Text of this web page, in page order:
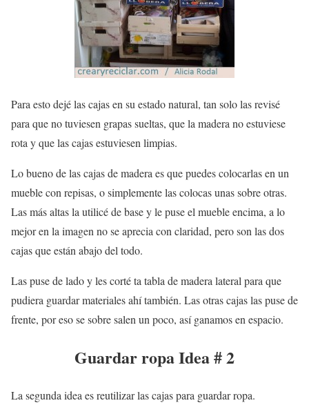
Para esto dejé las cajas en su estado natural, tan solo las revisé
para que no tuviesen grapas sueltas, que la madera no estuviese
rota y que las cajas estuviesen limpias.
Lo bueno de las cajas de madera es que puedes colocarlas en un
mueble con repisas, o simplemente las colocas unas sobre otras.
Las más altas la utilicé de base y le puse el mueble encima, a lo
mejor en la imagen no se aprecia con claridad, pero son las dos
cajas que están abajo del todo.
Las puse de lado y les corté ta tabla de madera lateral para que
pudiera guardar materiales ahí también. Las otras cajas las puse de
frente, por eso se sobre salen un poco, así ganamos en espacio.
Guardar ropaIdea # 2
La segunda idea es reutilizar las cajas para guardarropa.